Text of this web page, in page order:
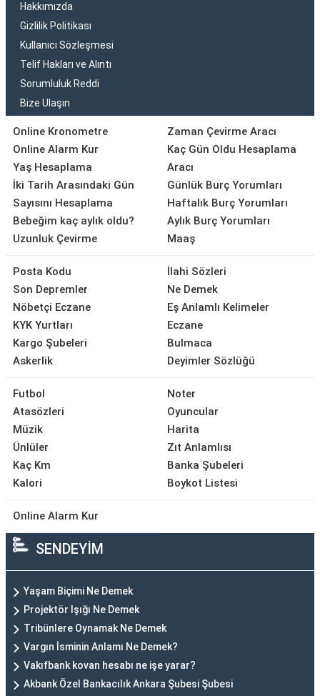
Hakkımızda
Gizlilik Politikası
Kullanıcı Sözleşmesi
Telif Hakları ve Alıntı
Sorumluluk Reddi
Bize Ulaşın
Online Kronometre
Online Alarm Kur
Yaş Hesaplama
İki Tarih Arasındaki Gün
Sayısını Hesaplama
Bebeğim kaç aylık oldu?
Uzunluk Çevirme
Zaman Çevirme Aracı
Kaç Gün Oldu Hesaplama
Aracı
Günlük Burç Yorumları
Haftalık Burç Yorumları
Aylık Burç Yorumları
Maaş
Posta Kodu
Son Depremler
Nöbetçi Eczane
KYK Yurtları
Kargo Şubeleri
Askerlik
İlahi Sözleri
Ne Demek
Eş Anlamlı Kelimeler
Eczane
Bulmaca
Deyimler Sözlüğü
Futbol
Atasözleri
Müzik
Ünlüler
Kaç Km
Kalori
Noter
Oyuncular
Harita
Zıt Anlamlısı
Banka Şubeleri
Boykot Listesi
Online Alarm Kur
SENDEYİM
Yaşam Biçimi Ne Demek
Projektör Işığı Ne Demek
Tribünlere Oynamak Ne Demek
Vargın İsminin Anlamı Ne Demek?
Vakıfbank kovan hesabı ne işe yarar?
Akbank Özel Bankacılık Ankara Şubesi Şubesi